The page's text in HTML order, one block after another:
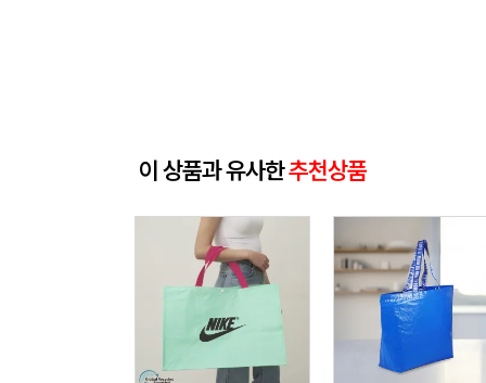
이 상품과 유사한추천상품